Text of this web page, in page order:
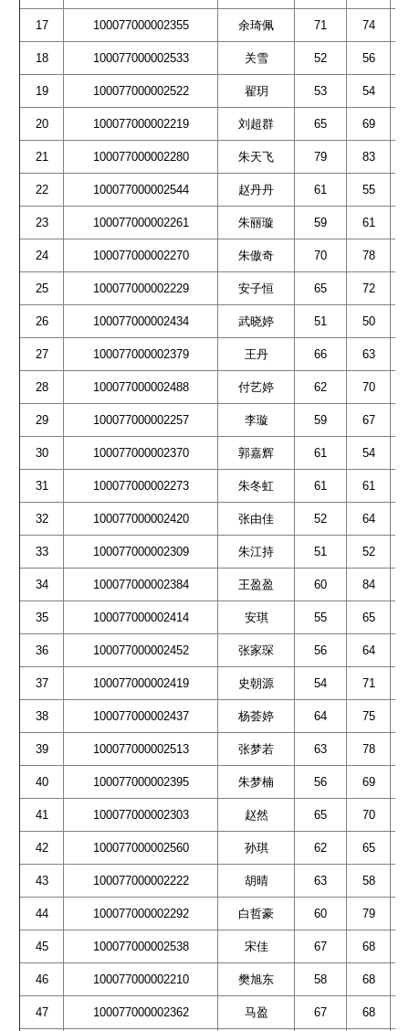
17 100077000002355 余琦佩 71 74
18 100077000002533 关雪 52 56
19 100077000002522 翟玥 53 54
20 100077000002219 刘超群 65 69
21 100077000002280 朱天飞 79 83
22 100077000002544 赵丹丹 61 55
23 100077000002261 朱丽璇 59 61
24 100077000002270 朱傲奇 70 78
25 100077000002229 安子恒 65 72
26 100077000002434 武晓婷 51 50
27 100077000002379 王丹 66 63
28 100077000002488 付艺婷 62 70
29 100077000002257 李璇 59 67
30 100077000002370 郭嘉辉 61 54
31 100077000002273 朱冬虹 61 61
32 100077000002420 张由佳 52 64
33 100077000002309 朱江持 51 52
34 100077000002384 王盈盈 60 84
35 100077000002414 安琪 55 65
36 100077000002452 张家琛 56 64
37 100077000002419 史朝源 54 71
38 100077000002437 杨荟婷 64 75
39 100077000002513 张梦若 63 78
40 100077000002395 朱梦楠 56 69
41 100077000002303 赵然 65 70
42 100077000002560 孙琪 62 65
43 100077000002222 胡晴 63 58
44 100077000002292 白哲豪 60 79
45 100077000002538 宋佳 67 68
46 100077000002210 樊旭东 58 68
47 100077000002362 马盈 67 68